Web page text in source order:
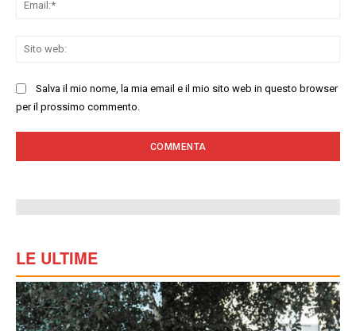
Salva il mio nome, la mia email e il mio sito web in questo browser
per il prossimo commento.
LE ULTIME